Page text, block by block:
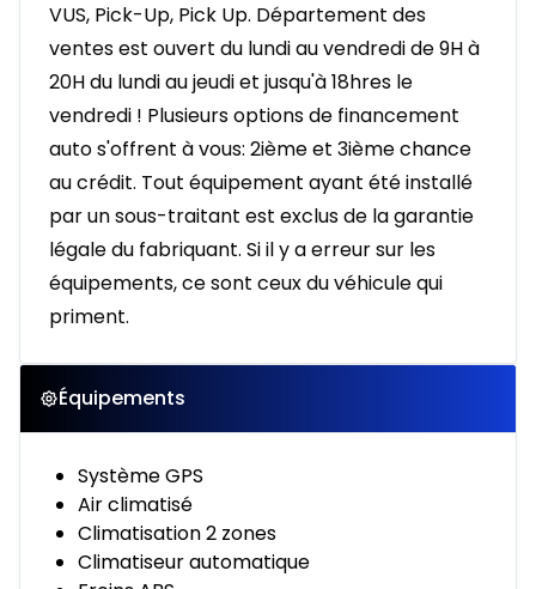
VUS, Pick-Up, Pick Up. Département des
ventes est ouvert du lundi au vendredi de 9H à
20H du lundi au jeudi et jusqu'à 18hres le
vendredi ! Plusieurs options de financement
auto s'offrent à vous: 2ième et 3ième chance
au crédit. Tout équipement ayant été installé
par un sous-traitant est exclus de la garantie
légale du fabriquant. Si il y a erreur sur les
équipements, ce sont ceux du véhicule qui
priment.
Équipements
Système GPS
Air climatisé
Climatisation 2 zones
Climatiseur automatique